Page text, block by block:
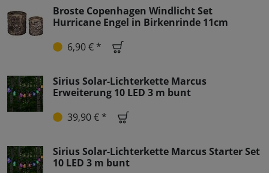
Broste Copenhagen Windlicht Set
Hurricane Engel in Birkenrinde 11cm
6,90 € *
Sirius Solar-Lichterkette Marcus
Erweiterung 10 LED 3 m bunt
39,90 € *
Sirius Solar-Lichterkette Marcus Starter Set
10 LED 3 m bunt